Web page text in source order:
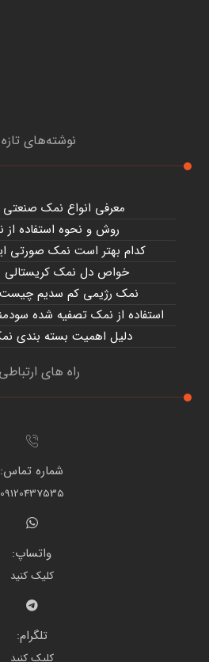
نوشته‌های تازه
معرفی انواع نمک صنعتی
روش و نحوه استفاده از
کدام بهتر است نمک صورتی
خواص دل نمک کریستالی
نمک رژیمی کم سدیم
استفاده از نمک تصفیه شده
دلیل اهمیت بسته بندی
راه های ارتباطی
شماره تماس:
09120437535
واتساپ:
کلیک کنید
تلگرام:
کلیک کنید